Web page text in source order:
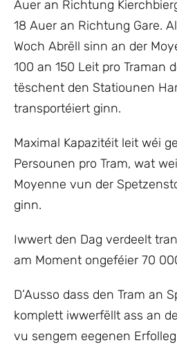
Auer an Richtung
18 Auer an Richtung Gare.
Woch Abrëll sinn an der
100 an 150 Leit pro Traman
tëschent den Statiounen
transportéiert ginn.
Maximal Kapazitéit leit wéi
Persounen pro Tram, wat
Moyenne vun der
ginn.
Iwwert den Dag verdeelt
am Moment ongeféier 70
D’Ausso dass den Tram an
komplett iwwerfëllt ass an
vu sengem eegenen